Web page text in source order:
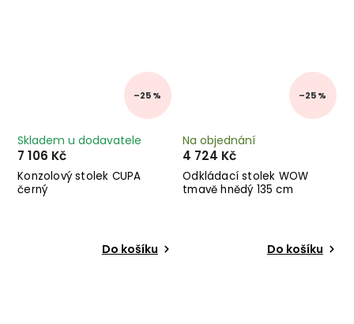
–25 %
Konzolový stolek CUPA
černý
Skladem u dodavatele
7 106 Kč
Do košíku
–25 %
Odkládací stolek WOW
tmavě hnědý 135 cm
Na objednání
4 724 Kč
Do košíku